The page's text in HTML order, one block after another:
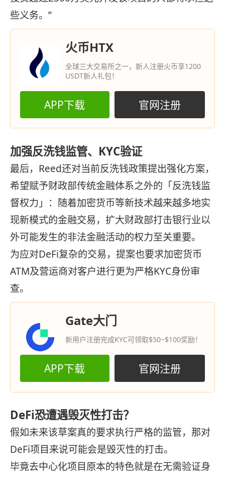
些义务。”
火币HTX
全球三大交易所之一，新人注册火币享1200
USDT新人礼包！
APP下载 官网注册
加强反洗钱监管、KYC验证
最后，Reed还对当前反洗钱政策提出强化方案，
希望赋予财政部传统金融体系之外的「反洗钱监
督权力」：随着加密货币等新技术越来越多地实
现新模式的金融交易，扩大财政部打击银行业以
外可能发生的非法金融活动的权力至关重要。
为应对DeFi复杂的交易，提案也要求加密货币
ATM及营运商对客户进行更为严格KYC身份审
查。
Gate大门
新用户注册完成KYC可领取$50~$100奖励！
APP下载 官网注册
DeFi恐遭遇毁灭性打击？
假如未来该草案真的要求执行严格的监管，那对
DeFi项目来说可能会是毁灭性的打击。
毕竟去中心化项目原本的特色就是在无需验证身